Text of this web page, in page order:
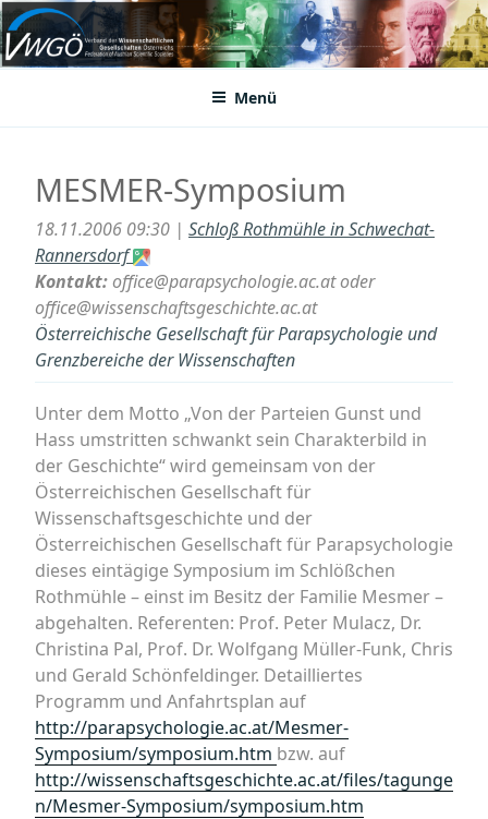
Zum
Inhalt
springenVWGÖ
Federation of Austrian Scientific Societies
Menü
MESMER-Symposium
18.11.2006 09:30 | Schloß Rothmühle in Schwechat-
Rannersdorf
Kontakt:office@parapsychologie.ac.at oder
office@wissenschaftsgeschichte.ac.at
Österreichische Gesellschaft für Parapsychologie und
Grenzbereiche der Wissenschaften
Unter dem Motto „Von der Parteien Gunst und
Hass umstritten schwankt sein Charakterbild in
der Geschichte“ wird gemeinsam von der
Österreichischen Gesellschaft für
Wissenschaftsgeschichte und der
Österreichischen Gesellschaft für Parapsychologie
dieses eintägige Symposium im Schlößchen
Rothmühle – einst im Besitz der Familie Mesmer –
abgehalten. Referenten: Prof. Peter Mulacz, Dr.
Christina Pal, Prof. Dr. Wolfgang Müller-Funk, Chris
und Gerald Schönfeldinger. Detailliertes
Programm und Anfahrtsplan auf
http://parapsychologie.ac.at/Mesmer-
Symposium/symposium.htm bzw. auf
http://wissenschaftsgeschichte.ac.at/files/tagunge
n/Mesmer-Symposium/symposium.htm